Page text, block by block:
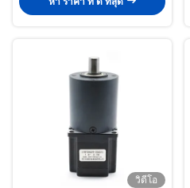
วิดีโอ